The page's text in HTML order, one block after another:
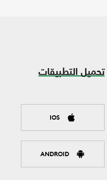
تحميل التطبيقات
IOS
ANDROID